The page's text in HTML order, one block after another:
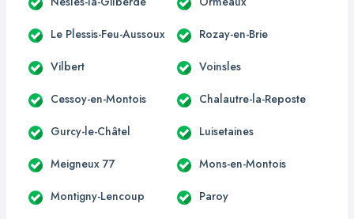
Le Plessis-Feu-Aussoux Rozay-en-Brie
Vilbert Voinsles
Cessoy-en-Montois Chalautre-la-Reposte
Gurcy-le-Châtel Luisetaines
Meigneux 77 Mons-en-Montois
Montigny-Lencoup Paroy